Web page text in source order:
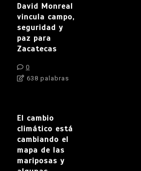
David Monreal
vincula campo,
seguridad y
paz para
Zacatecas
0
638 palabras
El cambio
climático está
cambiando el
mapa de las
mariposas y